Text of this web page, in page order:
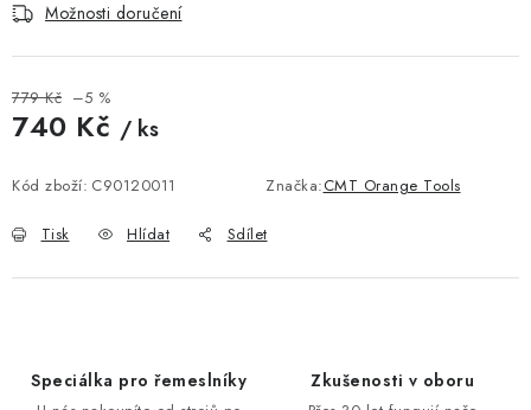
DÁRKOVÉ POUKAZY
NÁSTROJE PRO OPRACOVÁNÍ KOVU
NÁSTROJE PRO FRÉZOVÁNÍ
Možnosti doručení
779 Kč –5 %
740 Kč / ks
Kód zboží: C90120011 Značka:CMT Orange Tools
Tisk Hlídat Sdílet
Speciálka pro řemeslníky Zkušenosti v oboru